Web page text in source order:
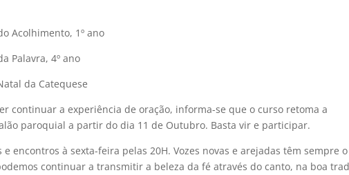
Acolhimento, 1º ano
Palavra, 4º ano
da Catequese
continuar a experiência de oração, informa-se que o curso retoma a
paroquial a partir do dia 11 de Outubro. Basta vir e participar.
encontros à sexta-feira pelas 20H. Vozes novas e arejadas têm sempre
continuar a transmitir a beleza da fé através do canto, na boa